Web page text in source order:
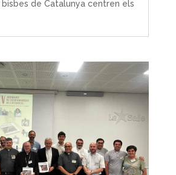
bisbes de Catalunya centren els